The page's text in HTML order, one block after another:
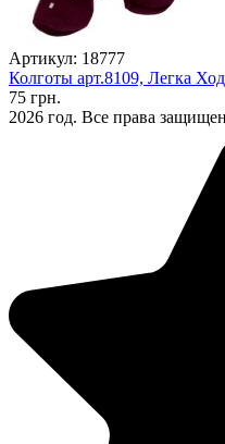
Артикул: 18777
Колготы арт.8109, Легка
75 грн.
2026 год. Все права